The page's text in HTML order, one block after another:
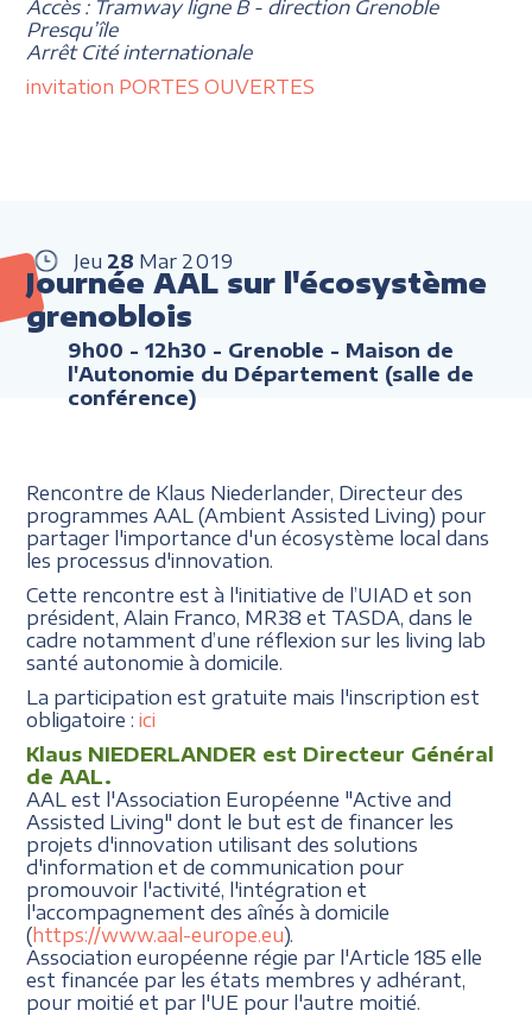
Accès : Tramway ligne B - direction Grenoble
Presqu’île
Arrêt Cité internationale
invitation PORTES OUVERTES
Jeu 28 Mar 2019
Journée AAL sur l'écosystème
grenoblois
9h00 - 12h30 - Grenoble - Maison de
l'Autonomie du Département (salle de
conférence)
Rencontre de Klaus Niederlander, Directeur des
programmes AAL (Ambient Assisted Living) pour
partager l'importance d'un écosystème local dans
les processus d'innovation.
Cette rencontre est à l'initiative de l’UIAD et son
président, Alain Franco, MR38 et TASDA, dans le
cadre notamment d’une réflexion sur les living lab
santé autonomie à domicile.
La participation est gratuite mais l'inscription est
obligatoire :ici
Klaus NIEDERLANDER est Directeur Général
de AAL.
AAL est l'Association Européenne "Active and
Assisted Living" dont le but est de financer les
projets d'innovation utilisant des solutions
d'information et de communication pour
promouvoir l'activité, l'intégration et
l'accompagnement des aînés à domicile
(https://www.aal-europe.eu).
Association européenne régie par l'Article 185 elle
est financée par les états membres y adhérant,
pour moitié et par l'UE pour l'autre moitié.